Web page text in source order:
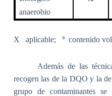
anaerobio
X aplicable; a contenido
Además de las
recogen las de la DQO y la
grupo de contaminantes